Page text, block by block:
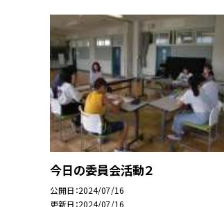
今日の委員会活動２
公開日 2024/07/16
更新日 2024/07/16